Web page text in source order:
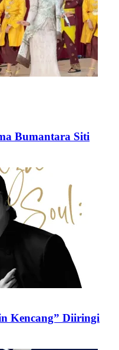
Bumantara Siti
Kencang” Diiringi